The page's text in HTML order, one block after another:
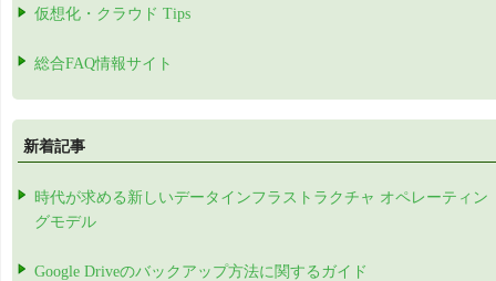
仮想化・クラウド Tips
総合FAQ情報サイト
新着記事
時代が求める新しいデータインフラストラクチャ オペレーティン
グモデル
Google Driveのバックアップ方法に関するガイド